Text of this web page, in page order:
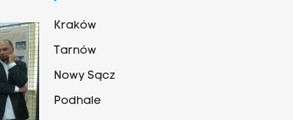
Kraków
Tarnów
Nowy Sącz
Podhale